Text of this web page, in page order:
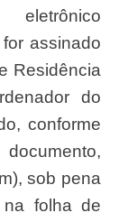
assinado
Residência
do
conforme
sob pena
folha de